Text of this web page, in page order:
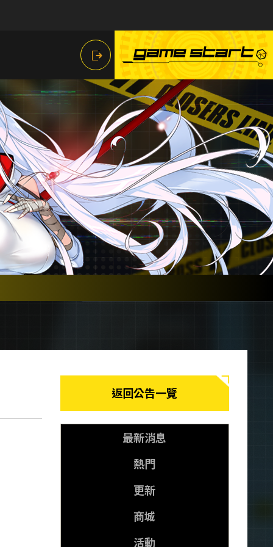
返回公告一覽
最新消息
熱門
更新
商城
活動